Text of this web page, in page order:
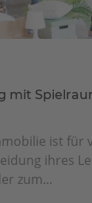
mit
ist für
ihres
zum...